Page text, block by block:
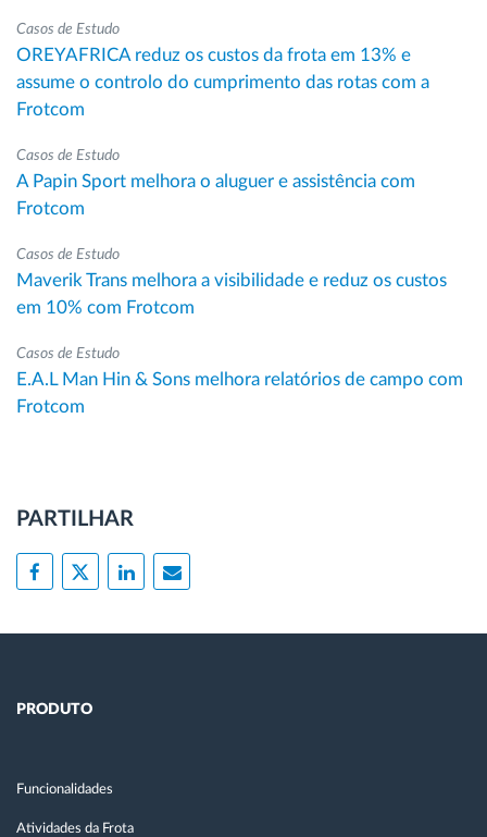
Casos de Estudo
OREYAFRICA reduz os custos da frota em 13% e
assume o controlo do cumprimento das rotas com a
Frotcom
Casos de Estudo
A Papin Sport melhora o aluguer e assistência com
Frotcom
Casos de Estudo
Maverik Trans melhora a visibilidade e reduz os custos
em 10% com Frotcom
Casos de Estudo
E.A.L Man Hin & Sons melhora relatórios de campo com
Frotcom
PARTILHAR
PRODUTO
Funcionalidades
Atividades da Frota